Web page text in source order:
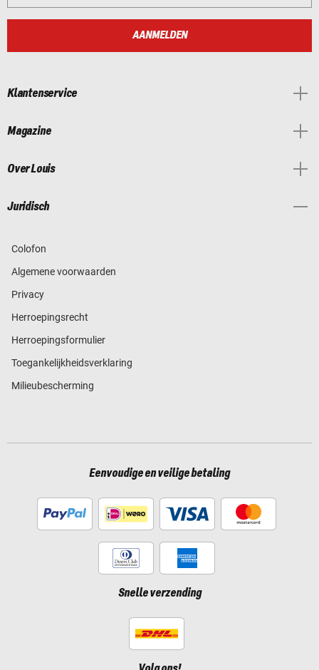
AANMELDEN
Klantenservice
Magazine
Over Louis
Juridisch
Colofon
Algemene voorwaarden
Privacy
Herroepingsrecht
Herroepingsformulier
Toegankelijkheidsverklaring
Milieubescherming
Eenvoudige en veilige betaling
Snelle verzending